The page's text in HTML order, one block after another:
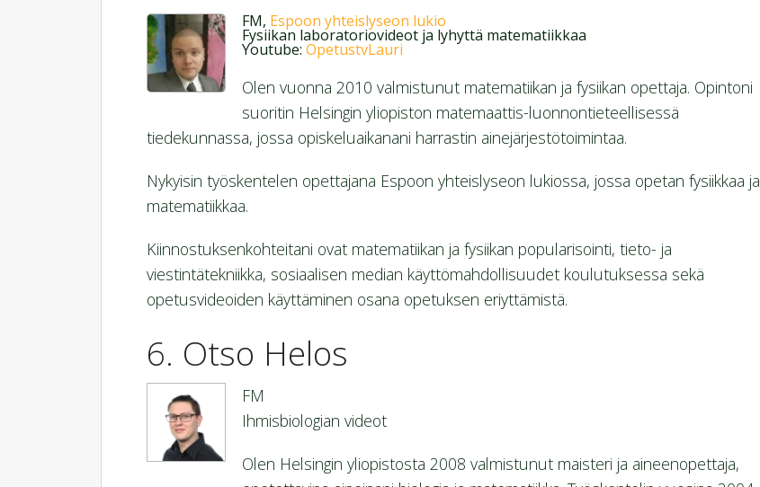
FM, Espoon yhteislyseon lukio
Fysiikan laboratoriovideot ja lyhyttä matematiikkaa
Youtube: OpetustvLauri
Olen vuonna 2010 valmistunut matematiikan ja fysiikan opettaja. Opintoni
suoritin Helsingin yliopiston matemaattis-luonnontieteellisessä
tiedekunnassa, jossa opiskeluaikanani harrastin ainejärjestötoimintaa.
Nykyisin työskentelen opettajana Espoon yhteislyseon lukiossa, jossa opetan fysiikkaa ja
matematiikkaa.
Kiinnostuksenkohteitani ovat matematiikan ja fysiikan popularisointi, tieto- ja
viestintätekniikka, sosiaalisen median käyttömahdollisuudet koulutuksessa sekä
opetusvideoiden käyttäminen osana opetuksen eriyttämistä.
Otso Helos
FM
Ihmisbiologian videot
Olen Helsingin yliopistosta 2008 valmistunut maisteri ja aineenopettaja,